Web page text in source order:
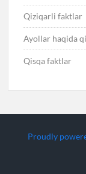
Qiziqarli faktlar
Ayollar haqida
Qisqa faktlar
Proudly